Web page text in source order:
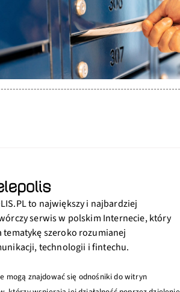
to największy i najbardziej
serwis w polskim Internecie, który
tematykę szeroko rozumianej
technologii i fintechu.
mogą znajdować się odnośniki do witryn